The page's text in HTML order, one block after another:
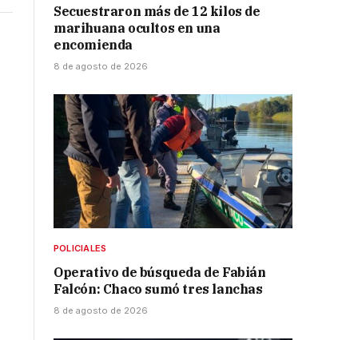
Secuestraron más de 12 kilos de
marihuana ocultos en una
encomienda
8 de agosto de 2026
POLICIALES
Operativo de búsqueda de Fabián
Falcón: Chaco sumó tres lanchas
8 de agosto de 2026